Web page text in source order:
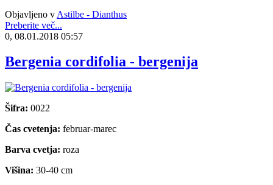
Objavljeno v Astilbe - Dianthus
Preberite več...
0, 08.01.2018 05:57
Bergenia cordifolia - bergenija
Šifra: 0022
Čas cvetenja: februar-marec
Barva cvetja: roza
Višina: 30-40 cm